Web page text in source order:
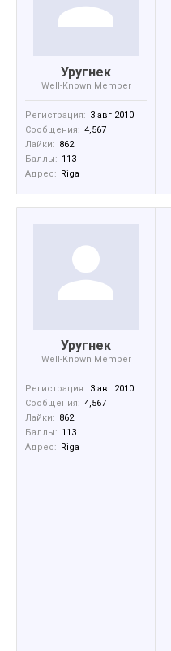
Уругнек
Well-Known Member
Регистрация: 3 авг 2010
Сообщения: 4,567
Лайки: 862
Баллы: 113
Адрес: Riga
Уругнек
Well-Known Member
Регистрация: 3 авг 2010
Сообщения: 4,567
Лайки: 862
Баллы: 113
Адрес: Riga